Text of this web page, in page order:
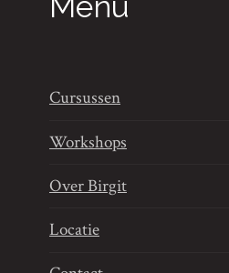
Cursussen
Workshops
Over Birgit
Locatie